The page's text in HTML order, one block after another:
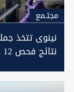
مجتـمع
نينوى تتخذ
نتائج فحص 12 حالة